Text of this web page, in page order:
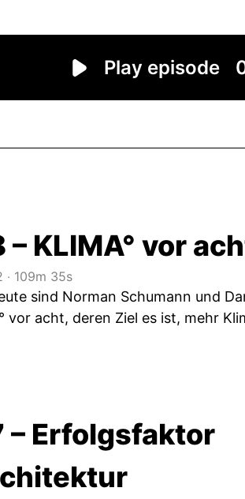
– KLIMA° vor
‧ 109m 35s
sind Norman Schumann und
vor acht, deren Ziel es ist, mehr
– Erfolgsfaktor